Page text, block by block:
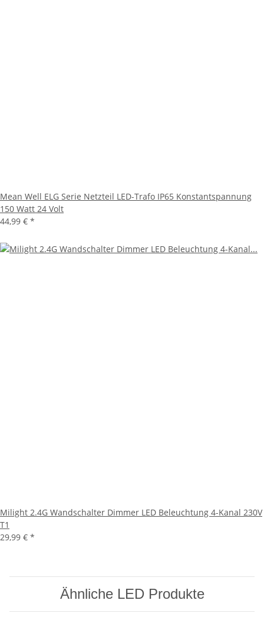
Mean Well ELG Serie Netzteil LED-Trafo IP65 Konstantspannung
150 Watt 24 Volt
44,99 € *
Milight 2.4G Wandschalter Dimmer LED Beleuchtung 4-Kanal 230V
T1
29,99 € *
Ähnliche LED Produkte